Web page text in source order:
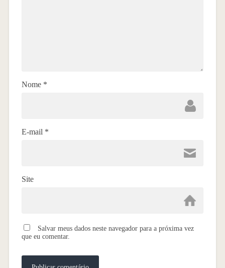
Nome *
E-mail *
Site
Salvar meus dados neste navegador para a próxima vez
que eu comentar.